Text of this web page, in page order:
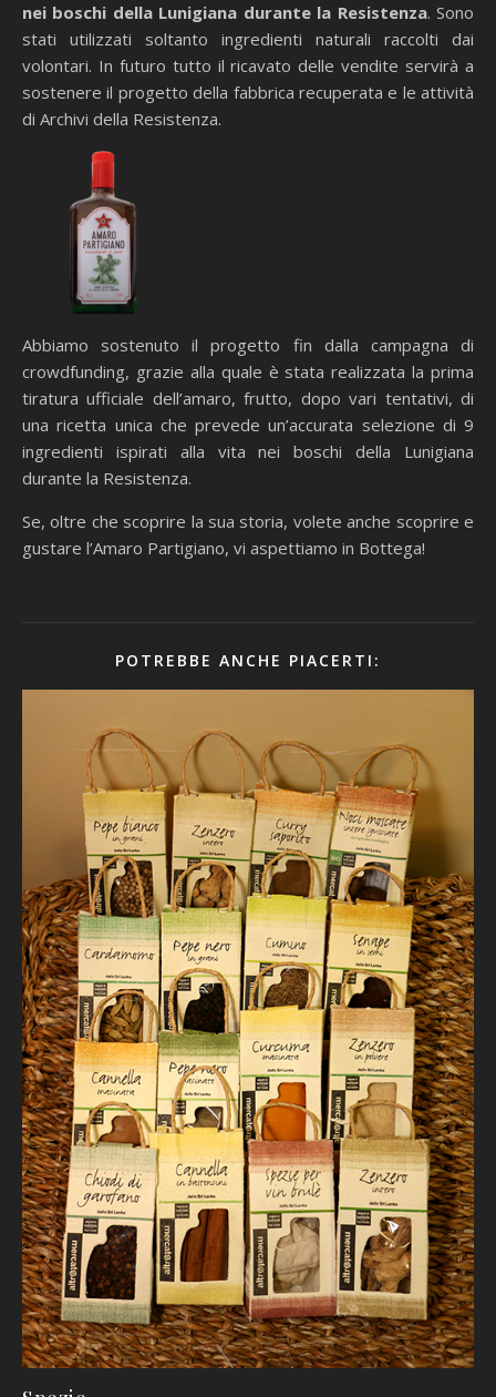
nei boschi della Lunigiana durante la Resistenza. Sono
stati utilizzati soltanto ingredienti naturali raccolti dai
volontari. In futuro tutto il ricavato delle vendite servirà a
sostenere il progetto della fabbrica recuperata e le attività
di Archivi della Resistenza.
Abbiamo sostenuto il progetto fin dalla campagna di
crowdfunding, grazie alla quale è stata realizzata la prima
tiratura ufficiale dell’amaro, frutto, dopo vari tentativi, di
una ricetta unica che prevede un’accurata selezione di 9
ingredienti ispirati alla vita nei boschi della Lunigiana
durante la Resistenza.
Se, oltre che scoprire la sua storia, volete anche scoprire e
gustare l’Amaro Partigiano, vi aspettiamo in Bottega!
POTREBBE ANCHE PIACERTI: